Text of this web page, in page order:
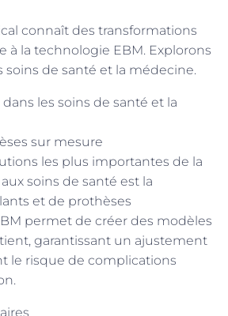
connaît des transformations
à la technologie EBM. Explorons
soins de santé et la médecine.
les soins de santé et la
sur mesure
les plus importantes de la
soins de santé est la
et de prothèses
permet de créer des modèles
garantissant un ajustement
le risque de complications